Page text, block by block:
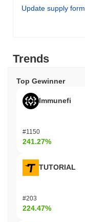
Update supply form
Trends
Top Gewinner
Immunefi
#1150
241.27%
TUTORIAL
#203
224.47%